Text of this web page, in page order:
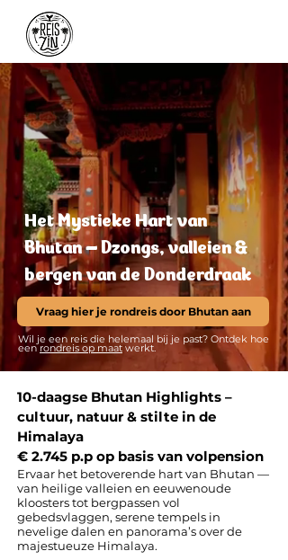
Het Mystieke Hart van
Bhutan – Dzongs, valleien &
bergen van de Donderdraak
Vraag hier je rondreis door Bhutan aan
Wil je een reis die helemaal bij je past? Ontdek hoe
eenrondreis op maat werkt.
10-daagse Bhutan Highlights –
cultuur, natuur & stilte in de
Himalaya
€ 2.745 p.p op basis van volpension
Ervaar het betoverende hart van Bhutan —
van heilige valleien en eeuwenoude
kloosters tot bergpassen vol
gebedsvlaggen, serene tempels in
nevelige dalen en panorama’s over de
majestueuze Himalaya.